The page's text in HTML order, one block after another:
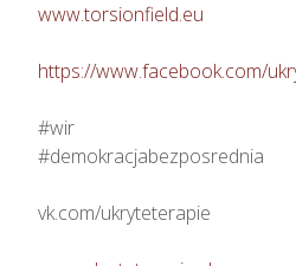
www.torsionfield.eu
https://www.facebook.com/
#wir
#demokracjabezposrednia
vk.com/ukryteterapie